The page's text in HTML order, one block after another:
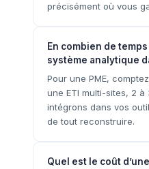
précisément où vous
En combien de
système analytique
Pour une PME,
une ETI multi-sites, 2 à
intégrons dans vos
de tout reconstruire.
Quel est le coût